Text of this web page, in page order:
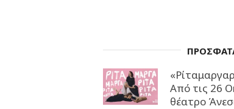
Από τις 26
θέατρο